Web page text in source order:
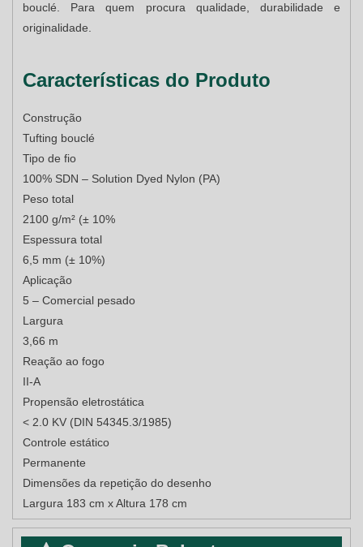
bouclé. Para quem procura qualidade, durabilidade e
originalidade.
Características do Produto
Construção
Tufting bouclé
Tipo de fio
100% SDN – Solution Dyed Nylon (PA)
Peso total
2100 g/m² (± 10%
Espessura total
6,5 mm (± 10%)
Aplicação
5 – Comercial pesado
Largura
3,66 m
Reação ao fogo
II-A
Propensão eletrostática
< 2.0 KV (DIN 54345.3/1985)
Controle estático
Permanente
Dimensões da repetição do desenho
Largura 183 cm x Altura 178 cm